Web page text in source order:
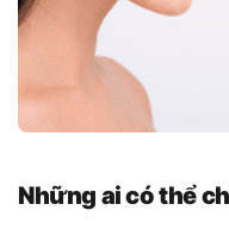
Những ai có thể